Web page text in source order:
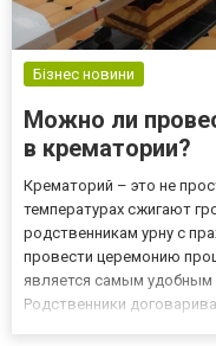
Бізнес новини
Можно ли
в крематории?
Крематорий – это не
температурах сжигают
родственникам урну с
провести церемонию
является самым
Родственники